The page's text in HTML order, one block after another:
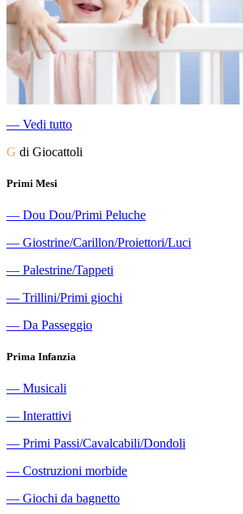
― Vedi tutto
G di Giocattoli
Primi Mesi
― Dou Dou/Primi Peluche
― Giostrine/Carillon/Proiettori/Luci
― Palestrine/Tappeti
― Trillini/Primi giochi
― Da Passeggio
Prima Infanzia
― Musicali
― Interattivi
― Primi Passi/Cavalcabili/Dondoli
― Costruzioni morbide
― Giochi da bagnetto